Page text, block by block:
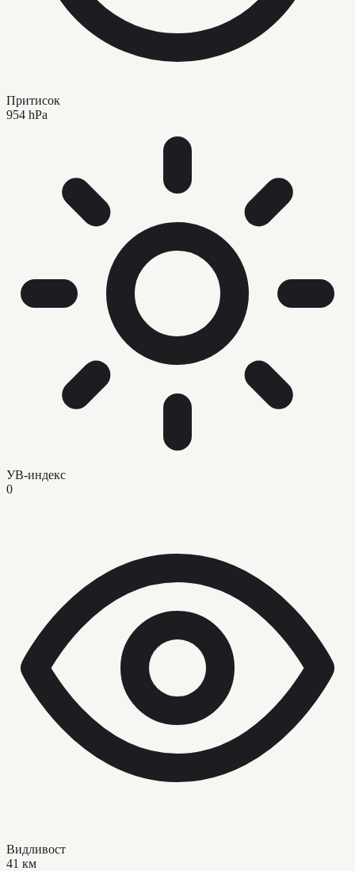
Притисок
954 hPa
УВ-индекс
0
Видливост
41 км